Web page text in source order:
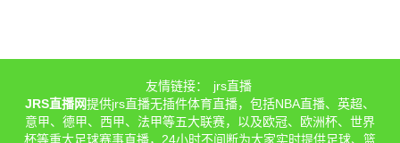
友情链接：
jrs直播
JRS直播网提供jrs直播无插件体育直播，包括NBA直播、英超、
意甲、德甲、西甲、法甲等五大联赛，以及欧冠、欧洲杯、世界
杯等重大足球赛事直播，24小时不间断为大家实时提供足球、篮